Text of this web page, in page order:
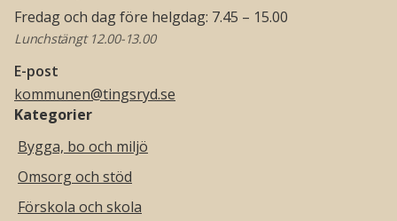
Fredag och dag före helgdag: 7.45 – 15.00
Lunchstängt 12.00-13.00
E-post
kommunen@tingsryd.se
Kategorier
Bygga, bo och miljö
Omsorg och stöd
Förskola och skola